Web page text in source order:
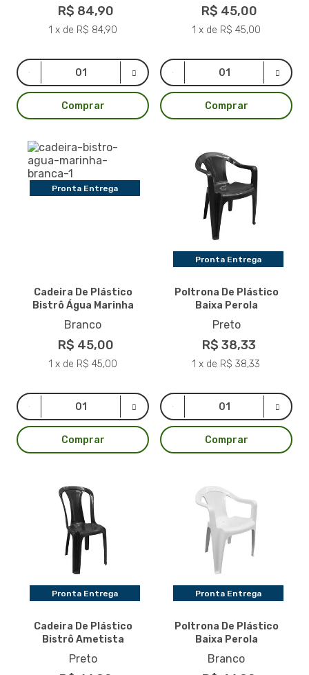
R$ 84,90
1 x de R$ 84,90
Comprar
R$ 45,00
1 x de R$ 45,00
Comprar
Pronta Entrega
Cadeira De Plástico
Bistrô Água Marinha
Branco
R$ 45,00
1 x de R$ 45,00
Comprar
Pronta Entrega
Poltrona De Plástico
Baixa Perola
Preto
R$ 38,33
1 x de R$ 38,33
Comprar
Pronta Entrega
Cadeira De Plástico
Bistrô Ametista
Preto
Pronta Entrega
Poltrona De Plástico
Baixa Perola
Branco